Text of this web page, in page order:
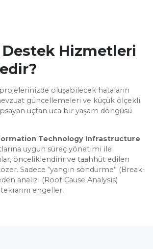
Hizmetleri
oluşabilecek hataların
güncellemeleri ve küçük ölçekli
uçtan uca bir yaşam döngüsü
Technology Infrastructure
uygun süreç yönetimi ile
önceliklendirir ve taahhüt edilen
Sadece “yangın söndürme” (Break-
analizi (Root Cause Analysis)
engeller.